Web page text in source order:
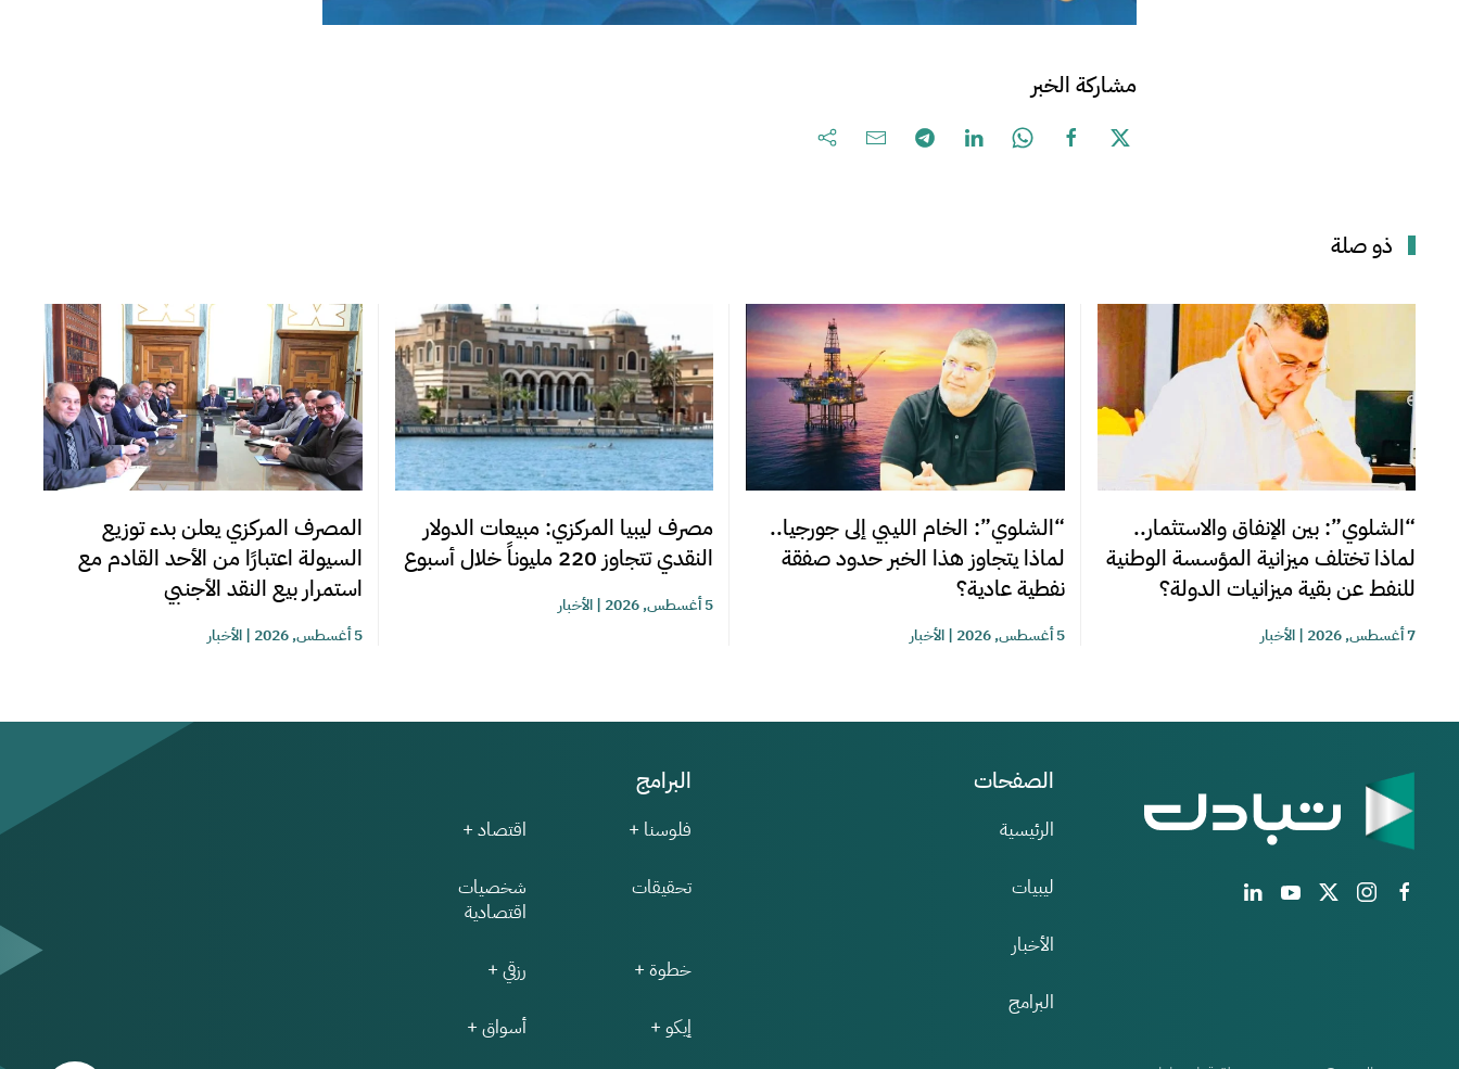
مشاركة الخبر
ذو صلة
“الشلوي”: بين الإنفاق والاستثمار..
لماذا تختلف ميزانية المؤسسة الوطنية
للنفط عن بقية ميزانيات الدولة؟
7 أغسطس, 2026 |الأخبار
“الشلوي”: الخام الليبي إلى جورجيا..
لماذا يتجاوز هذا الخبر حدود صفقة
نفطية عادية؟
5 أغسطس, 2026 |الأخبار
مصرف ليبيا المركزي: مبيعات الدولار
النقدي تتجاوز 220 مليوناً خلال أسبوع
5 أغسطس, 2026 |الأخبار
المصرف المركزي يعلن بدء توزيع
السيولة اعتبارًا من الأحد القادم مع
استمرار بيع النقد الأجنبي
5 أغسطس, 2026 |الأخبار
الصفحات
الرئيسية
ليبيات
الأخبار
البرامج
البرامج
فلوسنا + اقتصاد +
تحقيقات
شخصيات
اقتصادية
خطوة + رزقي +
إيكو + أسواق +